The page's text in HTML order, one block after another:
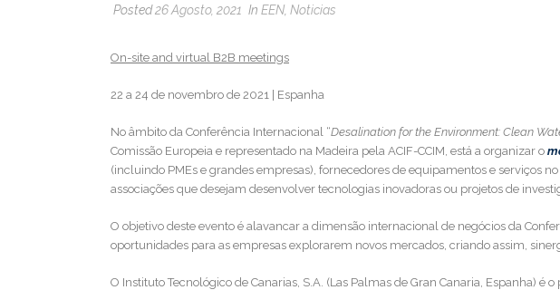
Posted26 Agosto, 2021 In EEN Noticias
On-site and virtual B2B meetings
22 a 24 de novembro de 2021 | Espanha
No âmbito da Conferência Internacional “Desalination for the Environment: Clean
Comissão Europeia e representado na Madeira pela ACIF-CCIM, está a organizar o
(incluindo PMEs e grandes empresas), fornecedores de equipamentos e serviços
associações que desejam desenvolver tecnologias inovadoras ou projetos de
O objetivo deste evento é alavancar a dimensão internacional de negócios da
oportunidades para as empresas explorarem novos mercados, criando assim,
O Instituto Tecnológico de Canarias, S.A. (Las Palmas de Gran Canaria, Espanha)